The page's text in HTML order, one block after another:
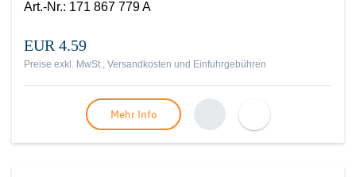
Art.-Nr.: 171 867 779 A
EUR 4.59
Preise exkl. MwSt., Versandkosten und Einfuhrgebühren
Mehr Info